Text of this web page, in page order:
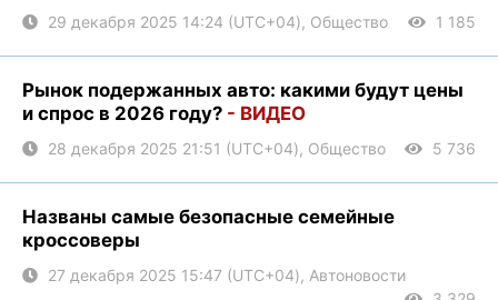
29 декабря 2025 14:24 (UTC+04), Общество 1 185
Рынок подержанных авто: какими будут цены
и спрос в 2026 году? - ВИДЕО
28 декабря 2025 21:51 (UTC+04), Общество 5 736
Названы самые безопасные семейные
кроссоверы
27 декабря 2025 15:47 (UTC+04), Автоновости